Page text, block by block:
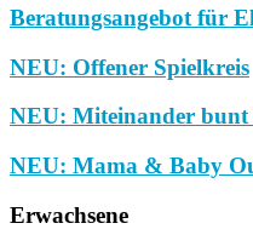
Beratungsangebot für
NEU: Offener Spielkreis
NEU: Miteinander
NEU: Mama & Baby
Erwachsene